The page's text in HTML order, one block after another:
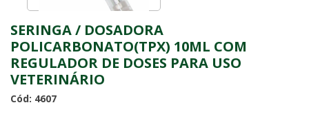
SERINGA / DOSADORA
POLICARBONATO(TPX) 10ML COM
REGULADOR DE DOSES PARA USO
VETERINÁRIO
Cód: 4607